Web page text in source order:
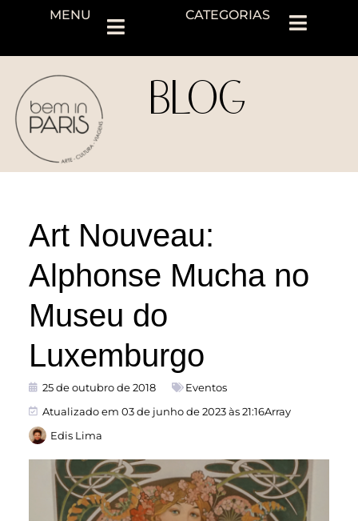
MENU CATEGORIAS
BLOG
Art Nouveau:
Alphonse Mucha no
Museu do
Luxemburgo
25 de outubro de 2018
Eventos
Atualizado em 03 de junho de 2023 às 21:16Array
Edis Lima